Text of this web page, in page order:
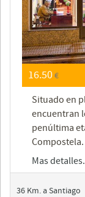
16.50€
Situado en
encuentran
penúltima
Mas detalles.
36 Km. a Santiago